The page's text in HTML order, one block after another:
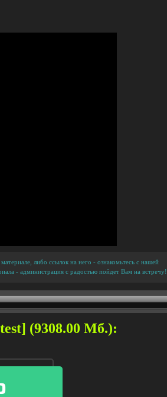
либо ссылок на него - ознакомьтесь с нашей
- администрация с радостью пойдет Вам на встречу!
(9308.00 Мб.):